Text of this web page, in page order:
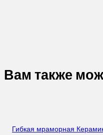
Вам также
Гибкая мраморная